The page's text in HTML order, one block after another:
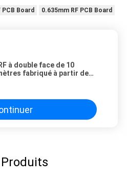
PCB Board 0.635mm RF PCB Board
à double face de 10
fabriqué à partir de